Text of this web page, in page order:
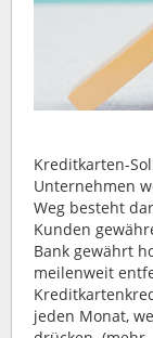
Kreditkarten-
Unternehmen
Weg besteht
Kunden
Bank gewährt
meilenweit
jeden Monat,